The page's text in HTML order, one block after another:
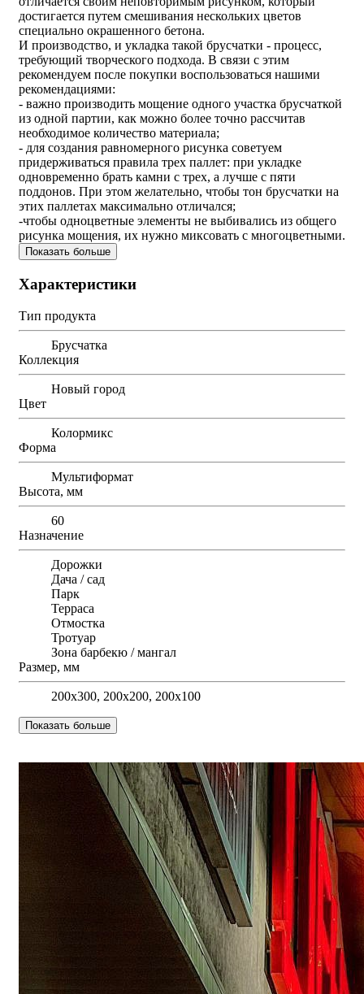
достигается путем смешивания нескольких цветов
специально окрашенного бетона.
И производство, и укладка такой брусчатки - процесс,
требующий творческого подхода. В связи с этим
рекомендуем после покупки воспользоваться нашими
рекомендациями:
- важно производить мощение одного участка брусчаткой
из одной партии, как можно более точно рассчитав
необходимое количество материала;
- для создания равномерного рисунка советуем
придерживаться правила трех паллет: при укладке
одновременно брать камни с трех, а лучше с пяти
поддонов. При этом желательно, чтобы тон брусчатки на
этих паллетах максимально отличался;
-чтобы одноцветные элементы не выбивались из общего
рисунка мощения, их нужно миксовать с многоцветными.
Показать больше
Характеристики
Тип продукта
Брусчатка
Коллекция
Новый город
Цвет
Колормикс
Форма
Мультиформат
Высота, мм
60
Назначение
Дорожки
Дача / сад
Парк
Терраса
Отмостка
Тротуар
Зона барбекю / мангал
Размер, мм
200х300, 200х200, 200х100
Показать больше